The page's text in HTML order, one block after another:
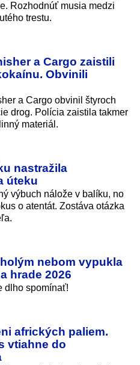
Rozhodnúť musia medzi
trestu.
a Cargo zaistili
Obvinili
a Cargo obvinil štyroch
drog. Polícia zaistila takmer
materiál.
nastražila
úteku
výbuch nálože v balíku, no
o atentát. Zostáva otázka
nebom vypukla
hrade 2026
dlho spomínať!
afrických paliem.
vtiahne do